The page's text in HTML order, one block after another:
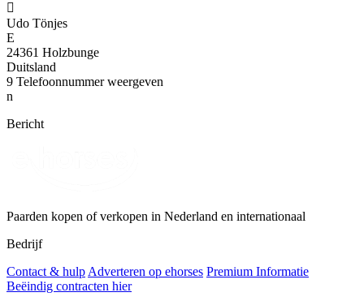

Udo Tönjes
E
24361 Holzbunge
Duitsland
9 Telefoonnummer weergeven
n
Bericht
Paarden kopen of verkopen in Nederland en internationaal
Bedrijf
Contact & hulp Adverteren op ehorses Premium Informatie
Beëindig contracten hier